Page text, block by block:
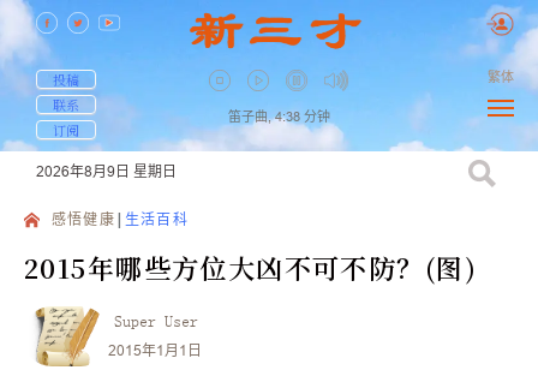
投稿
联系
订阅
笛子曲, 4:38 分钟
繁体
2026年8月9日 星期日
感悟健康 生活百科
2015年哪些方位大凶不可不防？(图)
Super User
2015年1月1日